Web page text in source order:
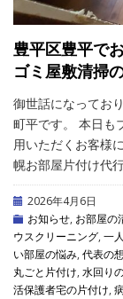
豊平区豊平で
ゴミ屋敷清掃
御世話になってお
町平です。 本日も
用いただくお客様
幌お部屋片付け代
2026年4月6日
お知らせ, お部屋の
ウスクリーニング, 一
い部屋の悩み, 代表の
丸ごと片付け, 水回り
活保護者宅の片付け,